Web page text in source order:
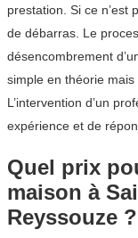
prestation. Si ce n’est
de débarras. Le
désencombrement
simple en théorie mais
L’intervention d’un
expérience et de
Quel prix
maison à
Reyssouze ?